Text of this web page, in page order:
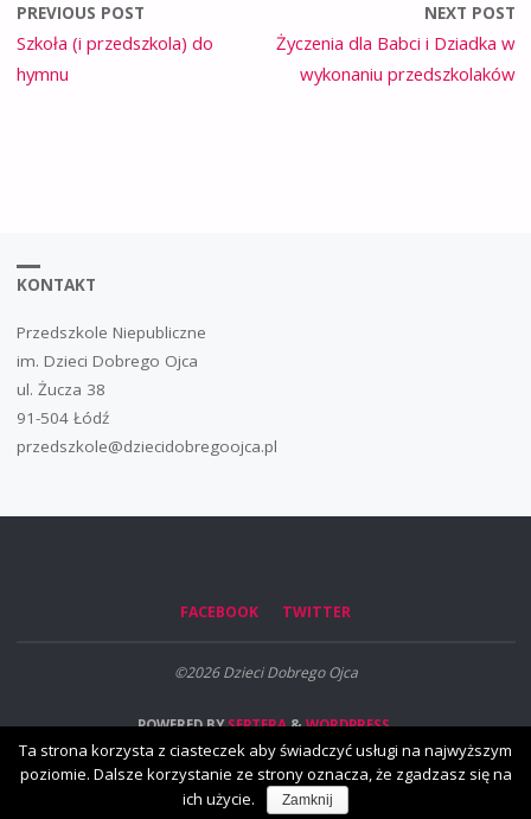
PREVIOUS POST
Szkoła (i przedszkola) do
hymnu
NEXT POST
Życzenia dla Babci i Dziadka w
wykonaniu przedszkolaków
KONTAKT
Przedszkole Niepubliczne
im. Dzieci Dobrego Ojca
ul. Żucza 38
91-504 Łódź
przedszkole@dziecidobregoojca.pl
FACEBOOK TWITTER
©2026 Dzieci Dobrego Ojca
POWERED BYSEPTERA&WORDPRESS.
Ta strona korzysta z ciasteczek aby świadczyć usługi na najwyższym
poziomie. Dalsze korzystanie ze strony oznacza, że zgadzasz się na
ich użycie.
Zamknij